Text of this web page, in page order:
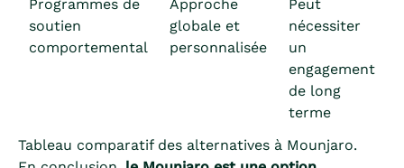
Programmes de
soutien
comportemental
Approche
globale et
personnalisée
Peut
nécessiter
un
engagement
de long
terme
Tableau comparatif des alternatives à Mounjaro.